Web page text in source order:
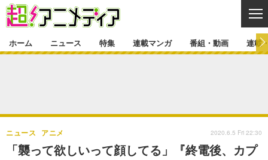
ゲーム・アプリ マンガ
特集一覧 カバー
連載マンガ
連載マンガ一覧 連載一覧
番組・動画
ホーム ニュース 特集 連載マンガ 番組・動画 連載
「襲って欲しいって顔してる」『終電後、カプ
ニュース アニメ 2020.6.5 Fri 22:30